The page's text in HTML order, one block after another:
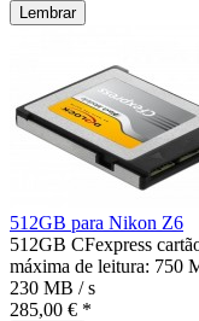
Lembrar
512GB para Nikon Z6
512GB CFexpress
máxima de leitura: 750
230 MB / s
285,00 € *